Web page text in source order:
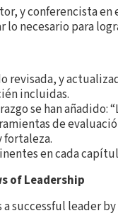
y conferencista en
lo necesario para
revisada, y
incluidas.
se han añadido:
de
en cada
of Leadership
a successful leader